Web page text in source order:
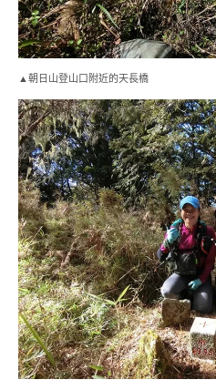
▲朝日山登山口附近的天長橋